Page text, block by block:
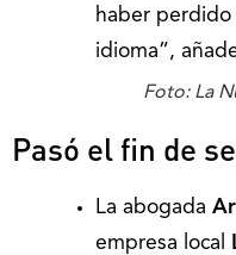
haber perdido
idioma”,
Foto: La
Pasó el fin de
La abogada
empresa local